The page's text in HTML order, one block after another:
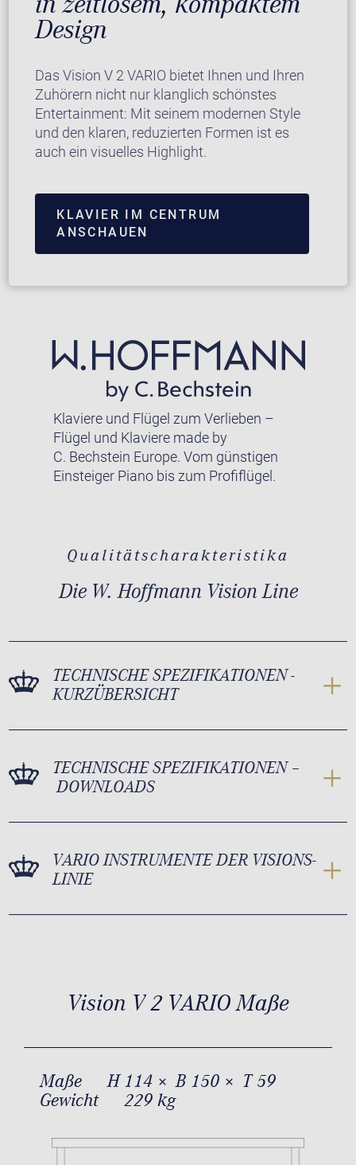
Design
Das Vision V 2 VARIO bietet Ihnen und Ihren
Zuhörern nicht nur klanglich schönstes
Entertainment: Mit seinem modernen Style
und den klaren, reduzierten Formen ist es
auch ein visuelles Highlight.
KLAVIER IM CENTRUM
ANSCHAUEN
Klaviere und Flügel zum Verlieben –
Flügel und Klaviere made by
C. Bechstein Europe. Vom günstigen
Einsteiger Piano bis zum Profiflügel.
Qualitätscharakteristika
Die W. Hoffmann Vision Line
TECHNISCHE SPEZIFIKATIONEN -
KURZÜBERSICHT
TECHNISCHE SPEZIFIKATIONEN –
DOWNLOADS
VARIO INSTRUMENTE DER VISIONS-
LINIE
Vision V 2 VARIO Maße
Maße
H 114 × B 150 × T 59
Gewicht
229 kg